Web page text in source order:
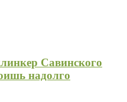
Савинского
надолго